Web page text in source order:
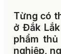
Từng có
ở Đắk
phẩm
nghiệp,